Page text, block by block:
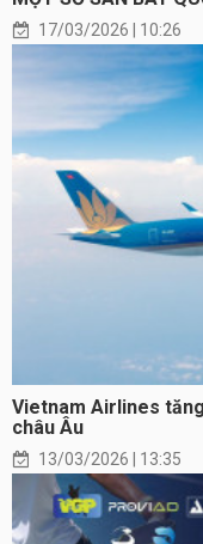
17/03/2026 | 10:26
Vietnam Airlines
châu Âu
13/03/2026 | 13:35